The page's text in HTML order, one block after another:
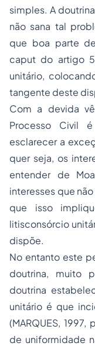
simples. A
não sana tal
que boa parte
caput do artigo
unitário,
tangente deste
Com a devida
Processo Civil
esclarecer a
quer seja, os
entender de
interesses que
que isso
litisconsórcio
dispõe.
No entanto este
doutrina, muito
doutrina
unitário é que
(MARQUES,
de uniformidade